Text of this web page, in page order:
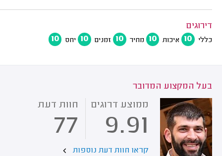
דירוגים
כללי 10 איכות 10 מחיר 10 זמנים 10 יחס 10
בעל המקצוע המדובר
ממוצע דרוגים
9.91
חוות דעת
77
קראו חוות דעת נוספות